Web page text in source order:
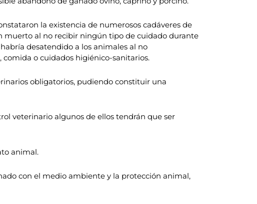
la existencia de numerosos cadáveres de
muerto al no recibir ningún tipo de cuidado durante
desatendido a los animales al no
comida o cuidados higiénico-sanitarios.
obligatorios, pudiendo constituir una
veterinario algunos de ellos tendrán que ser
animal.
con el medio ambiente y la protección animal,